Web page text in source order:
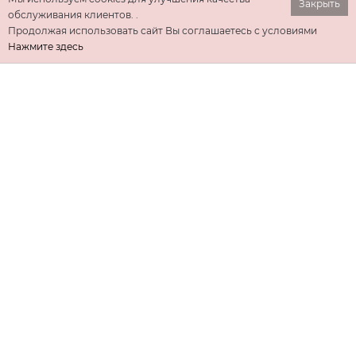
Закрыть
обслуживания клиентов. .
Продолжая использовать сайт Вы соглашаетесь с условиями
Нажмите здесь